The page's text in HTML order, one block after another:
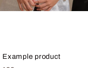
Example product